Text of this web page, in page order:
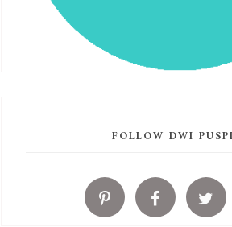
FOLLOW DWI